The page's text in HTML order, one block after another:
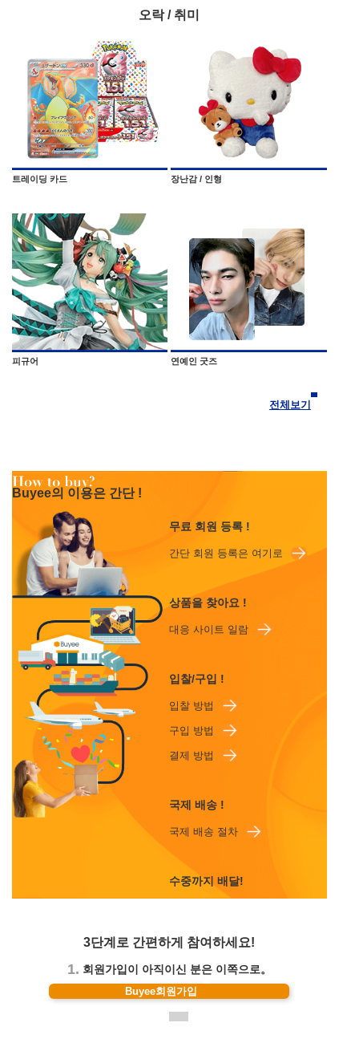
오락 / 취미
트레이딩 카드 장난감 / 인형
피규어 연예인 굿즈
전체보기
Buyee의 이용은 간단 !
무료 회원 등록 !
간단 회원 등록은 여기로
상품을 찾아요 !
대응 사이트 일람
입찰/구입 !
입찰 방법
구입 방법
결제 방법
국제 배송 !
국제 배송 절차
수중까지 배달!
3단계로 간편하게 참여하세요!
1. 회원가입이 아직이신 분은 이쪽으로。
Buyee회원가입